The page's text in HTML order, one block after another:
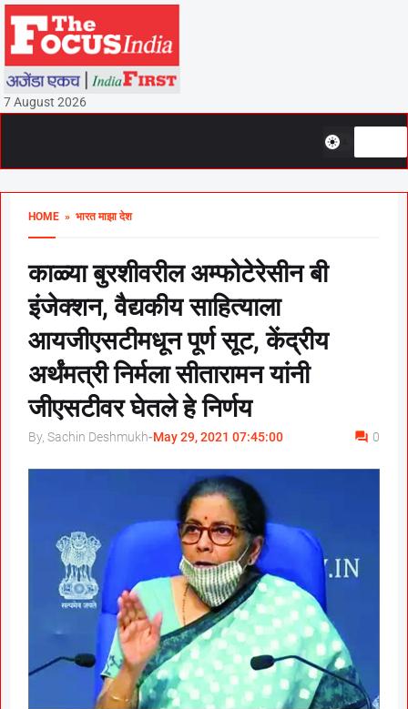
7 August 2026
HOME » भारत माझा देश
काळ्या बुरशीवरील अम्फोटेरेसीन बी
इंजेक्शन, वैद्यकीय साहित्याला
आयजीएसटीमधून पूर्ण सूट, केंद्रीय
अर्थंमत्री निर्मला सीतारामन यांनी
जीएसटीवर घेतले हे निर्णय
By, Sachin Deshmukh-May 29, 2021 07:45:00 0